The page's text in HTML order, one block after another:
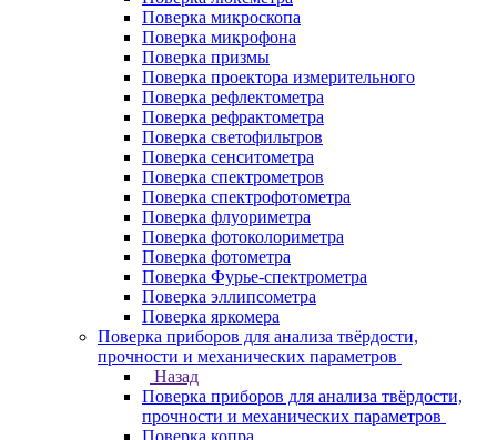
Поверка микроскопа
Поверка микрофона
Поверка призмы
Поверка проектора измерительного
Поверка рефлектометра
Поверка рефрактометра
Поверка светофильтров
Поверка сенситометра
Поверка спектрометров
Поверка спектрофотометра
Поверка флуориметра
Поверка фотоколориметра
Поверка фотометра
Поверка Фурье-спектрометра
Поверка эллипсометра
Поверка яркомера
Поверка приборов для анализа твёрдости,
прочности и механических параметров
Назад
Поверка приборов для анализа твёрдости,
прочности и механических параметров
Поверка копра